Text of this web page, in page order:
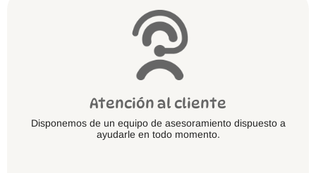
Atención al cliente
Disponemos de un equipo de asesoramiento dispuesto a
ayudarle en todo momento.